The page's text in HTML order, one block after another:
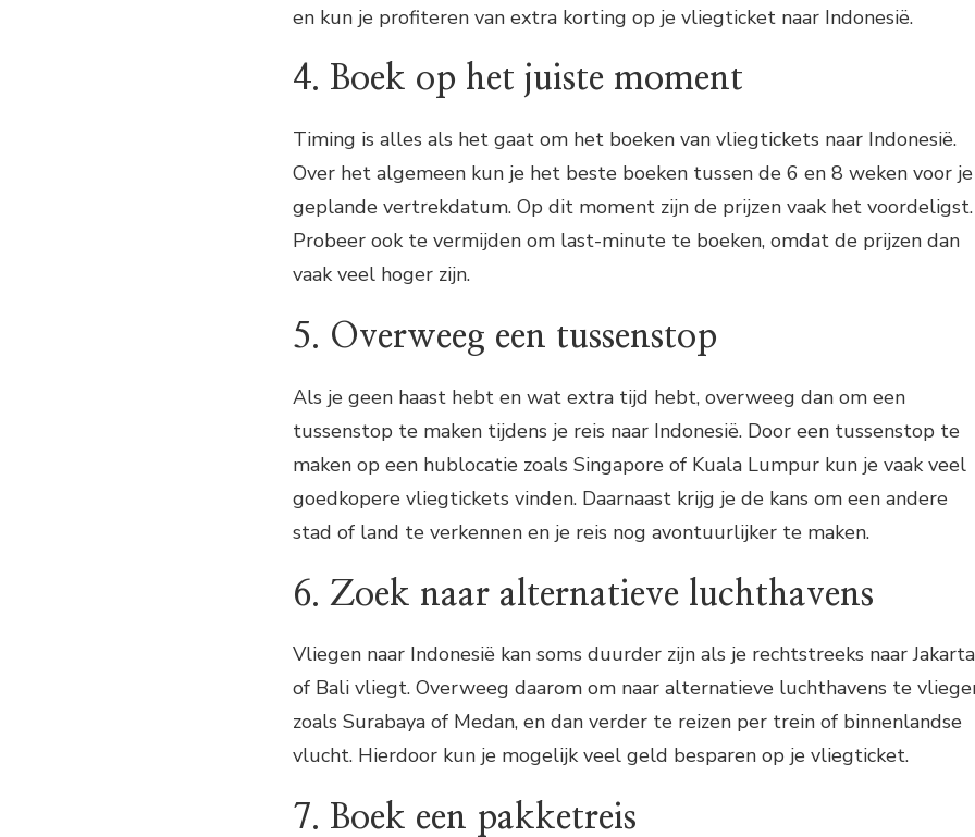
en kun je profiteren van extra korting op je vliegticket naar Indonesië.
4. Boek op het juiste moment
Timing is alles als het gaat om het boeken van vliegtickets naar Indonesië.
Over het algemeen kun je het beste boeken tussen de 6 en 8 weken voor je
geplande vertrekdatum. Op dit moment zijn de prijzen vaak het voordeligst.
Probeer ook te vermijden om last-minute te boeken, omdat de prijzen dan
vaak veel hoger zijn.
5. Overweeg een tussenstop
Als je geen haast hebt en wat extra tijd hebt, overweeg dan om een
tussenstop te maken tijdens je reis naar Indonesië. Door een tussenstop te
maken op een hublocatie zoals Singapore of Kuala Lumpur kun je vaak veel
goedkopere vliegtickets vinden. Daarnaast krijg je de kans om een andere
stad of land te verkennen en je reis nog avontuurlijker te maken.
6. Zoek naar alternatieve luchthavens
Vliegen naar Indonesië kan soms duurder zijn als je rechtstreeks naar Jakarta
of Bali vliegt. Overweeg daarom om naar alternatieve luchthavens te
zoals Surabaya of Medan, en dan verder te reizen per trein of binnenlandse
vlucht. Hierdoor kun je mogelijk veel geld besparen op je vliegticket.
7. Boek een pakketreis